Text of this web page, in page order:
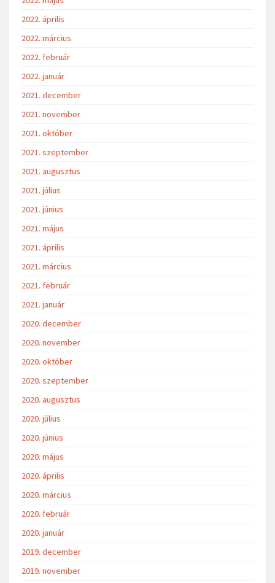
2022. április
2022. március
2022. február
2022. január
2021. december
2021. november
2021. október
2021. szeptember
2021. augusztus
2021. július
2021. június
2021. május
2021. április
2021. március
2021. február
2021. január
2020. december
2020. november
2020. október
2020. szeptember
2020. augusztus
2020. július
2020. június
2020. május
2020. április
2020. március
2020. február
2020. január
2019. december
2019. november